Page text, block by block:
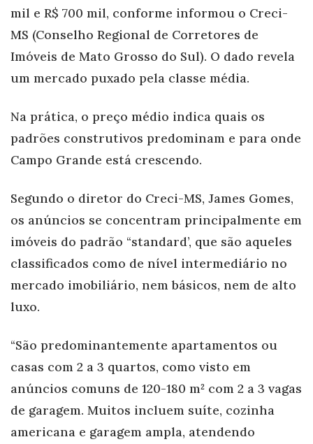
mil e R$ 700 mil, conforme informou o Creci-
MS (Conselho Regional de Corretores de
Imóveis de Mato Grosso do Sul). O dado revela
um mercado puxado pela classe média.
Na prática, o preço médio indica quais os
padrões construtivos predominam e para onde
Campo Grande está crescendo.
Segundo o diretor do Creci-MS, James Gomes,
os anúncios se concentram principalmente em
imóveis do padrão “standard’, que são aqueles
classificados como de nível intermediário no
mercado imobiliário, nem básicos, nem de alto
luxo.
“São predominantemente apartamentos ou
casas com 2 a 3 quartos, como visto em
anúncios comuns de 120-180 m² com 2 a 3 vagas
de garagem. Muitos incluem suíte, cozinha
americana e garagem ampla, atendendo